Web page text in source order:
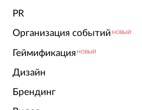
PR
Организация событий НОВЫЙ
Геймификация НОВЫЙ
Дизайн
Брендинг